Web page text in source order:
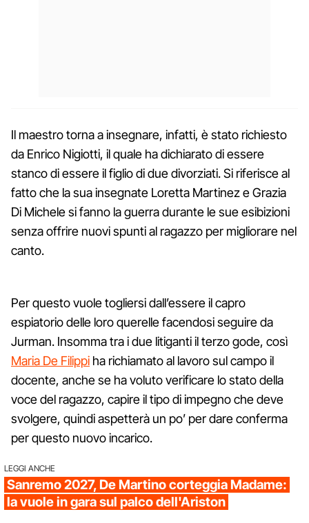
Il maestro torna a insegnare, infatti, è stato richiesto
da Enrico Nigiotti, il quale ha dichiarato di essere
stanco di essere il figlio di due divorziati. Si riferisce al
fatto che la sua insegnate Loretta Martinez e Grazia
Di Michele si fanno la guerra durante le sue esibizioni
senza offrire nuovi spunti al ragazzo per migliorare nel
canto.
Per questo vuole togliersi dall’essere il capro
espiatorio delle loro querelle facendosi seguire da
Jurman. Insomma tra i due litiganti il terzo gode, così
Maria De Filippi ha richiamato al lavoro sul campo il
docente, anche se ha voluto verificare lo stato della
voce del ragazzo, capire il tipo di impegno che deve
svolgere, quindi aspetterà un po’ per dare conferma
per questo nuovo incarico.
LEGGI ANCHE
Sanremo 2027, De Martino corteggia Madame:
la vuole in gara sul palco dell'Ariston